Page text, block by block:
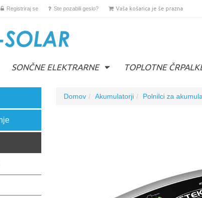
Registriraj se Ste pozabili geslo? Vaša košarica je še prazna
SONČNE ELEKTRARNE TOPLOTNE
Domov Akumulatorji Polnilci za